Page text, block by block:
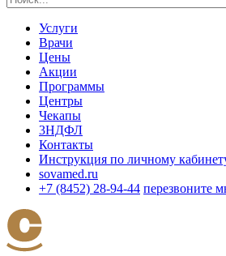
Услуги
Врачи
Цены
Акции
Программы
Центры
Чекапы
3НДФЛ
Контакты
Инструкция по личному
sovamed.ru
+7 (8452) 28-94-44 перезвоните